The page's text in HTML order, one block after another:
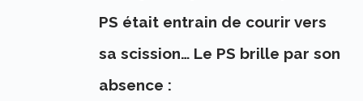
PS était entrain de courir vers
sa scission… Le PS brille par son
absence :